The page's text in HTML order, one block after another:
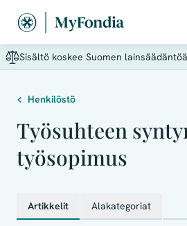
Sisältö koskee Suomen
Henkilöstö
Työsuhteen
työsopimus
Artikkelit Alakategoriat